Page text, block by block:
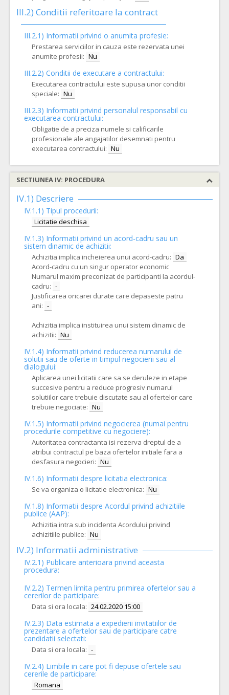
III.2) Conditii referitoare la contract
III.2.1) Informatii privind o anumita profesie:
Prestarea serviciilor in cauza este rezervata unei
anumite profesii: Nu
III.2.2) Conditii de executare a contractului:
Executarea contractului este supusa unor conditii
speciale: Nu
III.2.3) Informatii privind personalul responsabil cu
executarea contractului:
Obligatie de a preciza numele si calificarile
profesionale ale angajatilor desemnati pentru
executarea contractului: Nu
SECTIUNEA IV: PROCEDURA
IV.1) Descriere
IV.1.1) Tipul procedurii:
Licitatie deschisa
IV.1.3) Informatii privind un acord-cadru sau un
sistem dinamic de achizitii:
Achizitia implica incheierea unui acord-cadru: Da
Acord-cadru cu un singur operator economic
Numarul maxim preconizat de participanti la acordul-
cadru: -
Justificarea oricarei durate care depaseste patru
ani: -
Achizitia implica instituirea unui sistem dinamic de
achizitii: Nu
IV.1.4) Informatii privind reducerea numarului de
solutii sau de oferte in timpul negocierii sau al
dialogului:
Aplicarea unei licitatii care sa se deruleze in etape
succesive pentru a reduce progresiv numarul
solutiilor care trebuie discutate sau al ofertelor care
trebuie negociate: Nu
IV.1.5) Informatii privind negocierea (numai pentru
procedurile competitive cu negociere):
Autoritatea contractanta isi rezerva dreptul de a
atribui contractul pe baza ofertelor initiale fara a
desfasura negocieri: Nu
IV.1.6) Informatii despre licitatia electronica:
Se va organiza o licitatie electronica: Nu
IV.1.8) Informatii despre Acordul privind achizitiile
publice (AAP):
Achizitia intra sub incidenta Acordului privind
achizitiile publice: Nu
IV.2) Informatii administrative
IV.2.1) Publicare anterioara privind aceasta
procedura:
IV.2.2) Termen limita pentru primirea ofertelor sau a
cererilor de participare:
Data si ora locala: 24.02.2020 15:00
IV.2.3) Data estimata a expedierii invitatiilor de
prezentare a ofertelor sau de participare catre
candidatii selectati:
Data si ora locala: -
IV.2.4) Limbile in care pot fi depuse ofertele sau
cererile de participare:
Romana